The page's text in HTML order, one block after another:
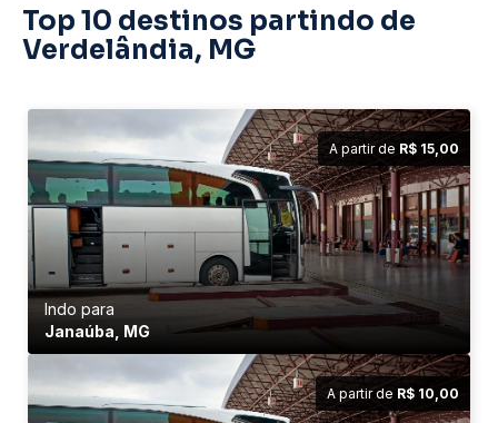
Top 10 destinos partindo de
Verdelândia, MG
A partir de R$ 15,00
Indo para
Janaúba, MG
A partir de R$ 10,00